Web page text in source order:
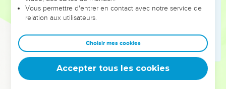
Il nous a aussi marqués de son sceau et a mis dans nos
cœurs les arrhes de l’Esprit.
vous ménager que je ne suis plus allé à Corinthe ;
non que nous dominions sur votre foi, mais nous voulons
collaborer à votre joie, puisque vous êtes fermes dans la foi.
Vous permettre d'entrer en contact avec notre service de
relation aux utilisateurs.
Choisir mes cookies
Accepter tous les cookies